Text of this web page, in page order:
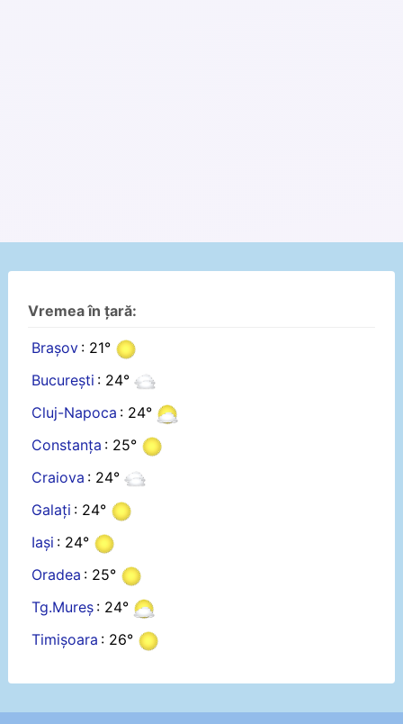
Vremea în țară:
Brașov : 21°
București : 24°
Cluj-Napoca : 24°
Constanța : 25°
Craiova : 24°
Galați : 24°
Iași : 24°
Oradea : 25°
Tg.Mureș : 24°
Timișoara : 26°